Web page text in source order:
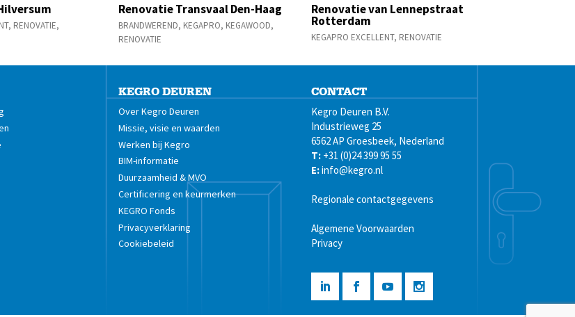
, RENOVATIE,
Renovatie Transvaal Den-Haag
BRANDWEREND, KEGAPRO, KEGAWOOD,
RENOVATIE
Renovatie van Lennepstraat
Rotterdam
KEGAPRO EXCELLENT, RENOVATIE
KEGRO DEUREN
Over Kegro Deuren
Missie, visie en waarden
Werken bij Kegro
BIM-informatie
Duurzaamheid & MVO
Certificering en keurmerken
KEGRO Fonds
Privacyverklaring
Cookiebeleid
CONTACT
Kegro Deuren B.V.
Industrieweg 25
6562 AP Groesbeek, Nederland
T: +31 (0)24 399 95 55
E:info@kegro.nl
Regionale contactgegevens
Algemene Voorwaarden
Privacy